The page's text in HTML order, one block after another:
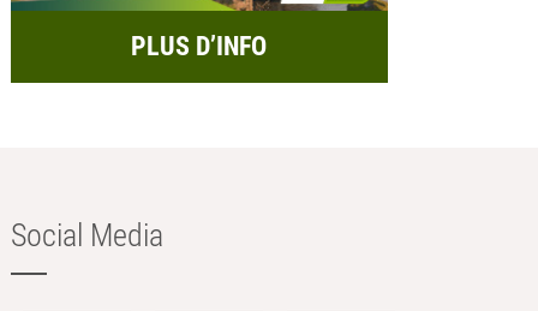
PLUS D’INFO
Social Media